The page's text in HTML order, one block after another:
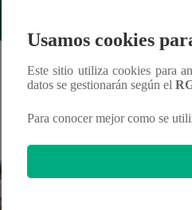
Usamos cookies
Este sitio utiliza cookies para
datos se gestionarán según el
Para conocer mejor como se